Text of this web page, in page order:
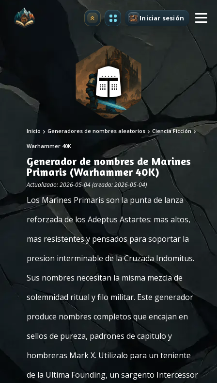
Mejorar Iniciar sesión
Inicio Generadores de nombres aleatorios Ciencia Ficción
Warhammer 40K
Generador de nombres de Marines
Primaris (Warhammer 40K)
Actualizado: 2026-05-04 (creado: 2026-05-04)
Los Marines Primaris son la punta de lanza
reforzada de los Adeptus Astartes: mas altos,
mas resistentes y pensados para soportar la
presion interminable de la Cruzada Indomitus.
Sus nombres necesitan la misma mezcla de
solemnidad ritual y filo militar. Este generador
produce nombres completos que encajan en
sellos de pureza, padrones de capitulo y
hombreras Mark X. Utilizalo para un teniente
de la Ultima Founding, un sargento Intercessor